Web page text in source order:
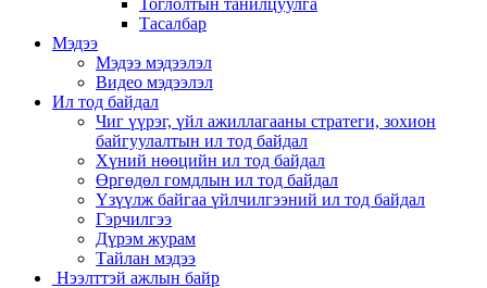
Тоглолтын танилцуулга
Тасалбар
Мэдээ
Мэдээ мэдээлэл
Видео мэдээлэл
Ил тод байдал
Чиг үүрэг, үйл ажиллагааны стратеги, зохион
байгуулалтын ил тод байдал
Хүний нөөцийн ил тод байдал
Өргөдөл гомдлын ил тод байдал
Үзүүлж байгаа үйлчилгээний ил тод байдал
Гэрчилгээ
Дүрэм журам
Тайлан мэдээ
Нээлттэй ажлын байр